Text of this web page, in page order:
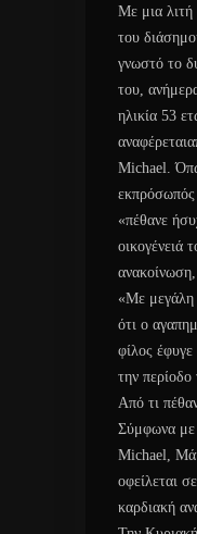
Με μια λιτή
του
γνωστό το
του,
ηλικία 53
Michael.
«πέθανε
οικογένειά
«Με μεγάλη
ότι ο
φίλος
την
Από τι
Σύμφωνα με
Michael,
οφείλεται
καρδιακή